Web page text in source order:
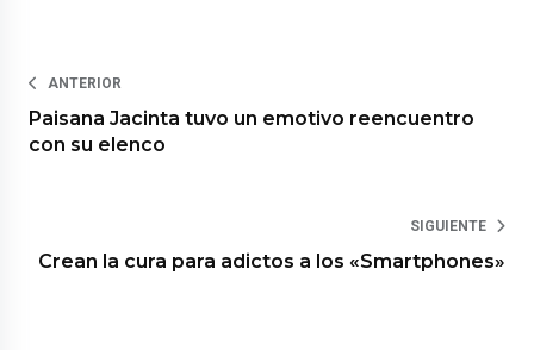
ANTERIOR
Paisana Jacinta tuvo un emotivo reencuentro
con su elenco
SIGUIENTE
Crean la cura para adictos a los «Smartphones»